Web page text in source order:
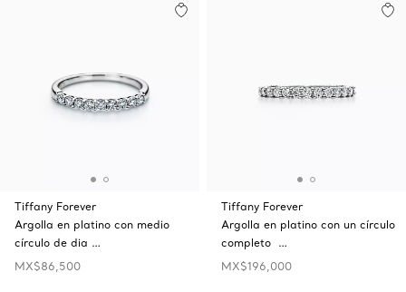
Tiffany Forever
Argolla en platino con medio
círculo de dia …
MX$86,500
Tiffany Forever
Argolla en platino con un círculo
completo …
MX$196,000